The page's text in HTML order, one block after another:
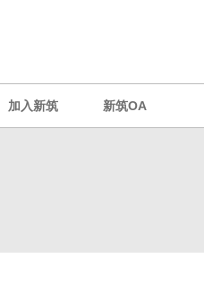
加入新筑 新筑OA